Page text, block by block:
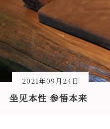
2021年09月24日
坐见本性 参悟本来